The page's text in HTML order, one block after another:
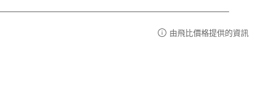
由飛比價格提供的資訊